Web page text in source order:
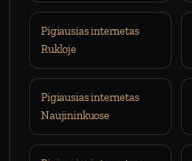
Pigiausias internetas
Rukloje
Pigiausias internetas
Naujininkuose